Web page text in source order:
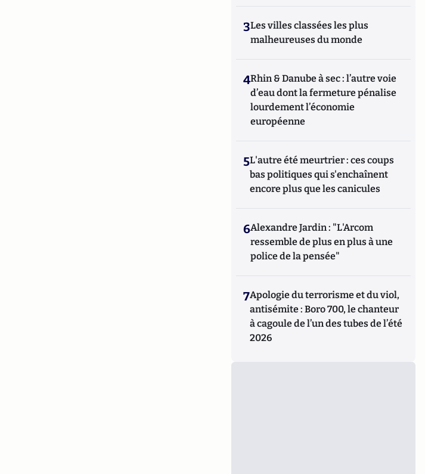
3Les villes classées les plus
malheureuses du monde
4Rhin & Danube à sec : l’autre voie
d’eau dont la fermeture pénalise
lourdement l’économie
européenne
5L'autre été meurtrier : ces coups
bas politiques qui s'enchaînent
encore plus que les canicules
6Alexandre Jardin : "L'Arcom
ressemble de plus en plus à une
police de la pensée"
7Apologie du terrorisme et du viol,
antisémite : Boro 700, le chanteur
à cagoule de l’un des tubes de l’été
2026